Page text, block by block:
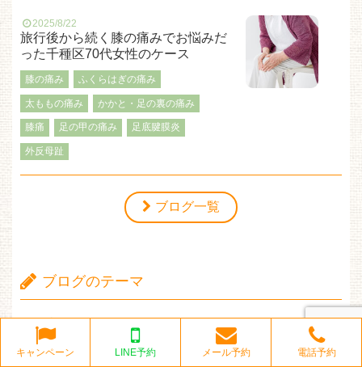
2025/8/22
旅行後から続く膝の痛みでお悩みだ
った千種区70代女性のケース
膝の痛み ふくらはぎの痛み
太ももの痛み かかと・足の裏の痛み
膝痛 足の甲の痛み 足底腱膜炎
外反母趾
ブログ一覧
ブログのテーマ
頭痛
足底筋膜炎・足底腱膜炎
キャンペーン LINE予約 メール予約 電話予約